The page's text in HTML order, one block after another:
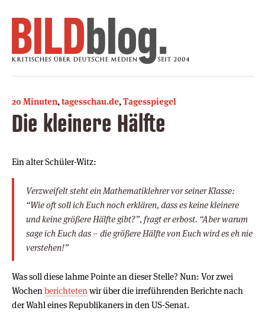
20 Minuten,tagesschau.de,Tagesspiegel
Die kleinere Hälfte
Ein alter Schüler-Witz:
Verzweifelt steht ein Mathematiklehrer vor seiner Klasse:
“Wie oft soll ich Euch noch erklären, dass es keine kleinere
und keine größere Hälfte gibt?”, fragt er erbost. “Aber warum
sage ich Euch das – die größere Hälfte von Euch wird es eh nie
verstehen!”
Was soll diese lahme Pointe an dieser Stelle? Nun: Vor zwei
Wochen berichteten wir über die irreführenden Berichte nach
der Wahl eines Republikaners in den US-Senat.